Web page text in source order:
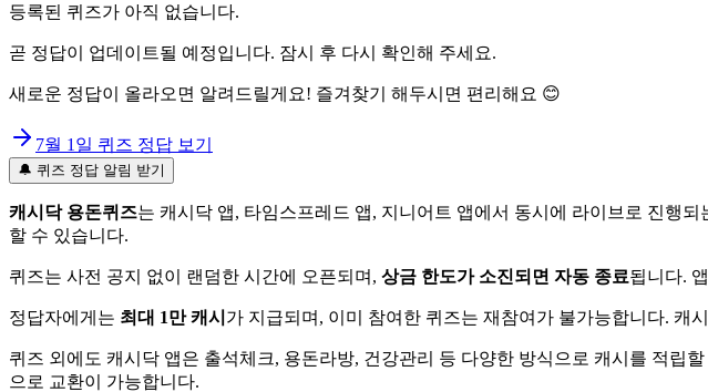
등록된 퀴즈가 아직 없습니다.
곧 정답이 업데이트될 예정입니다. 잠시 후 다시 확인해 주세요.
새로운 정답이 올라오면 알려드릴게요! 즐겨찾기 해두시면 편리해요 😊
7월 1일 퀴즈 정답 보기
🔔 퀴즈 정답 알림 받기
캐시닥 용돈퀴즈는 캐시닥 앱, 타임스프레드 앱, 지니어트 앱에서 동시에 라이브로 진행
할 수 있습니다.
퀴즈는 사전 공지 없이 랜덤한 시간에 오픈되며, 상금 한도가 소진되면 자동 종료됩니다.
정답자에게는 최대 1만 캐시 가 지급되며, 이미 참여한 퀴즈는 재참여가 불가능합니다. 캐
퀴즈 외에도 캐시닥 앱은 출석체크, 용돈라방, 건강관리 등 다양한 방식으로 캐시를 적립할
으로 교환이 가능합니다.